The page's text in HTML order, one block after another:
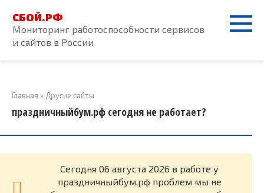
контенту
СБОЙ.РФ
Мониторинг работоспособности сервисов
и сайтов в России
Главная » Другие сайты
праздничныйбум.рф сегодня не работает?
Cегодня 06 августа 2026 в работе у
праздничныйбум.рф проблем мы не